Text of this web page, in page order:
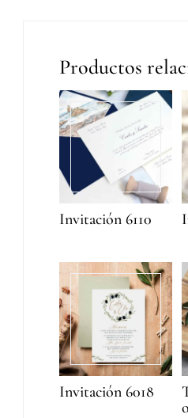
Productos
Invitación 6110
Invitación 6018